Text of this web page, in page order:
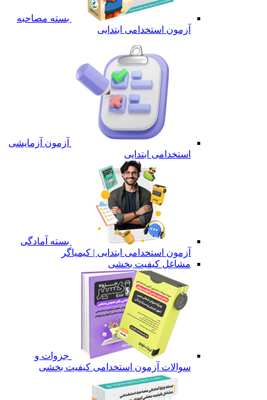
بسته مصاحبه
آزمون استخدامی ابتدایی
آزمون آزمایشی
استخدامی ابتدایی
بسته آمادگی
آزمون استخدامی ابتدایی | کیمیاگر
مشاغل کیفیت بخشی
جزوات و
سوالات آزمون استخدامی کیفیت بخشی